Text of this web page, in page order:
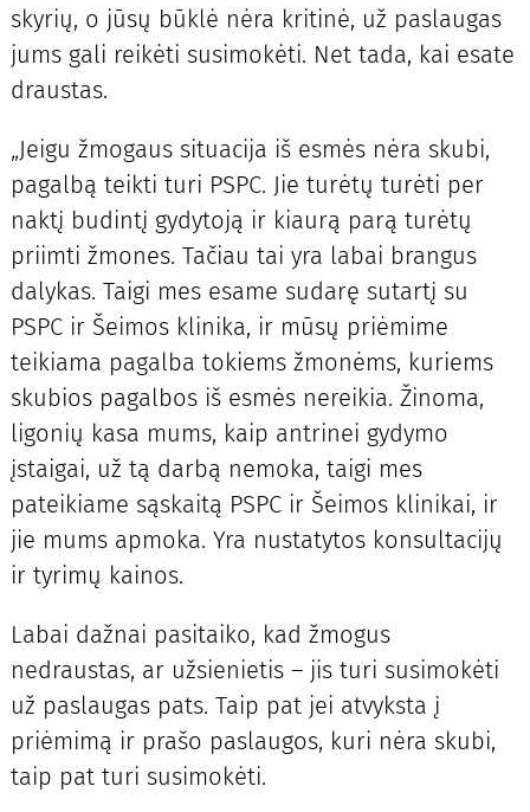
skyrių, o jūsų būklė nėra kritinė, už paslaugas
jums gali reikėti susimokėti. Net tada, kai esate
draustas.
„Jeigu žmogaus situacija iš esmės nėra skubi,
pagalbą teikti turi PSPC. Jie turėtų turėti per
naktį budintį gydytoją ir kiaurą parą turėtų
priimti žmones. Tačiau tai yra labai brangus
dalykas. Taigi mes esame sudarę sutartį su
PSPC ir Šeimos klinika, ir mūsų priėmime
teikiama pagalba tokiems žmonėms, kuriems
skubios pagalbos iš esmės nereikia. Žinoma,
ligonių kasa mums, kaip antrinei gydymo
įstaigai, už tą darbą nemoka, taigi mes
pateikiame sąskaitą PSPC ir Šeimos klinikai, ir
jie mums apmoka. Yra nustatytos konsultacijų
ir tyrimų kainos.
Labai dažnai pasitaiko, kad žmogus
nedraustas, ar užsienietis – jis turi susimokėti
už paslaugas pats. Taip pat jei atvyksta į
priėmimą ir prašo paslaugos, kuri nėra skubi,
taip pat turi susimokėti.